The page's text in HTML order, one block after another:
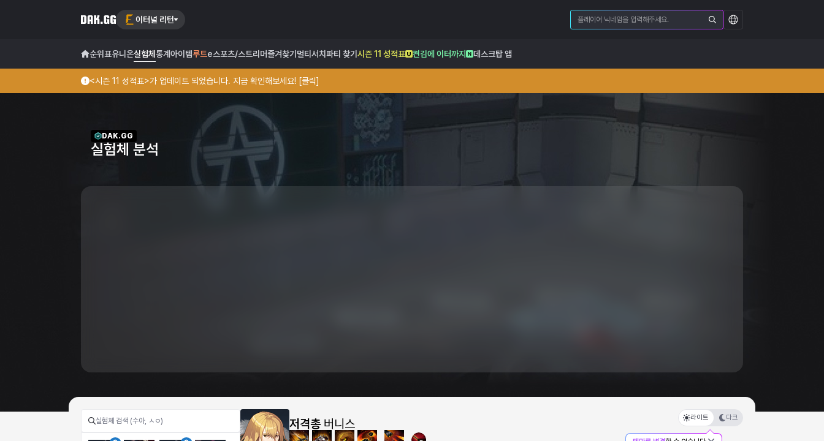
이터널 리턴
순위표유니온실험체 통계 아이템루트e스포츠/스트리머즐겨찾기 멀티서치 파티 찾기 시즌 11 성적표 켠김에 이터까지 데스크탑 앱
<시즌 11 성적표>가 업데이트 되었습니다. 지금 확인해보세요! [클릭]
DAK.GG
실험체 분석
저격총 버니스 라이트 다크